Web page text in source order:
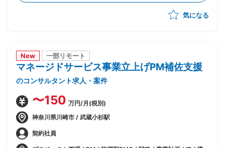
統制
-障害管理台帳の運用/障害解消状況のトラッキング気になる
New 一部リモート
マネージドサービス事業立上げPM補佐支援
のコンサルタント求人・案件
〜150 万円/月(税別)
神奈川県川崎市 / 武蔵小杉駅
契約社員